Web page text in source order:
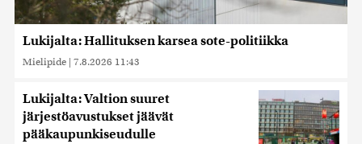
Lukijalta: Hallituksen karsea sote-politiikka
Mielipide | 7.8.2026 11:43
Lukijalta: Valtion suuret
järjestöavustukset jäävät
pääkaupunkiseudulle